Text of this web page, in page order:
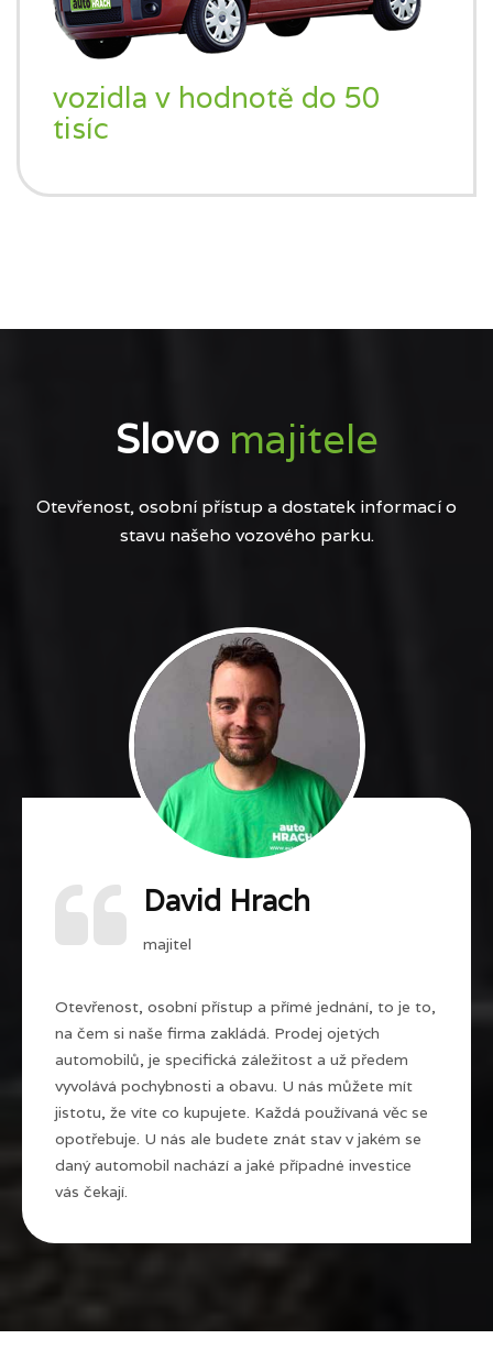
vozidla v hodnotě do 50
tisíc
Slovo majitele
Otevřenost, osobní přístup a dostatek informací o
stavu našeho vozového parku.
David Hrach
majitel
Otevřenost, osobní přístup a přímé jednání, to je to,
na čem si naše firma zakládá. Prodej ojetých
automobilů, je specifická záležitost a už předem
vyvolává pochybnosti a obavu. U nás můžete mít
jistotu, že víte co kupujete. Každá používaná věc se
opotřebuje. U nás ale budete znát stav v jakém se
daný automobil nachází a jaké případné investice
vás čekají.